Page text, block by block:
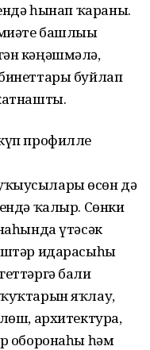
һынап ҡараны.
башлығы
кәңәшмәлә,
буйлап
профилле
өсөн дә
ҡалыр. Сөнки
үтәсәк
идарасыһы
балиғ
яҡлау,
архитектура,
оборонаһы һәм